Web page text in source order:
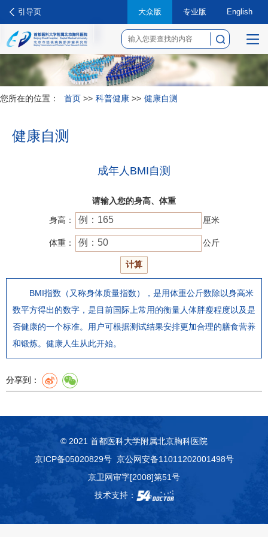
引导页 大众版 专业版 English
菜
您所在的位置： 首页 >> 科普健康 >> 健康自测
健康自测
成年人BMI自测
请输入您的身高、体重
身高：
厘米
体重： 公斤
BMI指数（又称身体质量指数），是用体重公斤数除以身高米
数平方得出的数字，是目前国际上常用的衡量人体胖瘦程度以及是
否健康的一个标准。用户可根据测试结果安排更加合理的膳食营养
和锻炼。健康人生从此开始。
分享到：
© 2021 首都医科大学附属北京胸科医院
京ICP备05020829号京公网安备11011202001498号
京卫网审字[2008]第51号
技术支持：